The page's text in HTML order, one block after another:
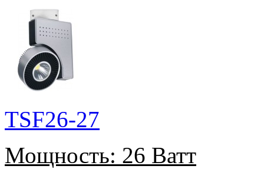
TSF26-27
Мощность: 26 Ватт